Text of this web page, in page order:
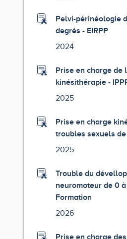
Pelvi-périnéologie
degrés - EIRPP
2024
Prise en charge de
kinésithérapie -
2025
Prise en charge
troubles sexuels
2025
Trouble du
neuromoteur de 0
Formation
2026
Prise en charge